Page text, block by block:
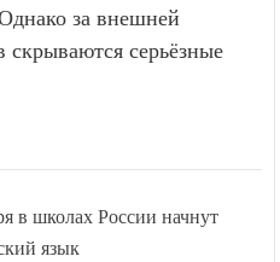
за внешней
скрываются серьёзные
в школах России начнут
язык